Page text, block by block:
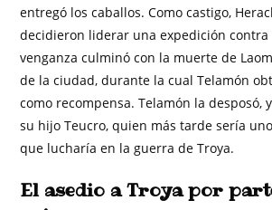
entregó los caballos. Como castigo,
decidieron liderar una expedición contra
venganza culminó con la muerte de
de la ciudad, durante la cual Telamón
como recompensa. Telamón la desposó,
su hijo Teucro, quien más tarde sería
que lucharía en la guerra de Troya.
El asedio a Troya por